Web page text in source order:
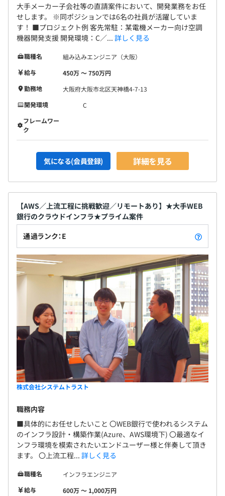
大手メーカー子会社等の直請案件において、開発業務をお任
せします。 ※同ポジションでは6名の社員が活躍していま
す！ ■プロジェクト例 客先常駐：某電機メーカー向け空調
機器開発支援 開発環境：C／... 詳しく見る
職種名
組み込みエンジニア（大阪）
給与
450万 〜 750万円
勤務地
大阪府大阪市北区天神橋4-7-13
開発環境
C
フレームワー
ク
気になる(会員登録) 詳細を見る
【AWS／上流工程に挑戦歓迎／リモートあり】★大手WEB
銀行のクラウドインフラ★プライム案件
通過ランク：E
株式会社システムトラスト
職務内容
■具体的にお任せしたいこと 〇WEB銀行で使われるシステム
のインフラ設計・構築作業(Azure、AWS環境下) 〇最適なイ
ンフラ環境を模索されたいエンドユーザー様と伴奏して頂き
ます。 〇上流工程... 詳しく見る
職種名
インフラエンジニア
給与
600万 〜 1,000万円